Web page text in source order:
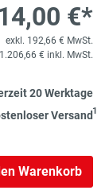
€*
exkl. 192,66 € MwSt.
1.206,66 € inkl. MwSt.
20 Werktage
Versand1
Warenkorb